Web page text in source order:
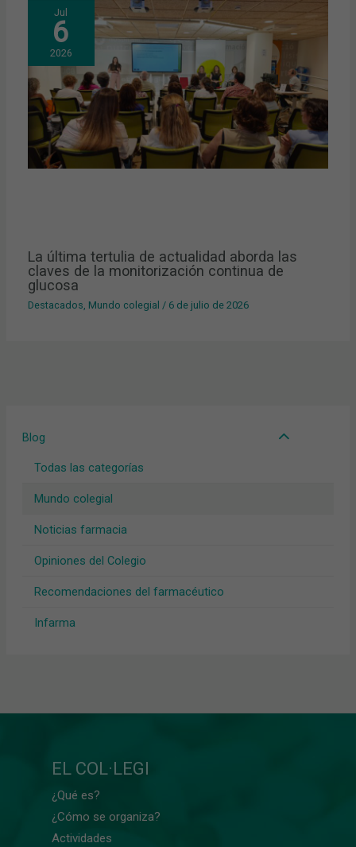
Blog
Todas las categorías
Mundo colegial
Noticias farmacia
Opiniones del Colegio
Recomendaciones del farmacéutico
Infarma
Jul
6
2026
La última tertulia de actualidad aborda las
claves de la monitorización continua de
glucosa
Destacados, Mundo colegial / 6 de julio de 2026
EL COL·LEGI
¿Qué es?
¿Cómo se organiza?
Actividades